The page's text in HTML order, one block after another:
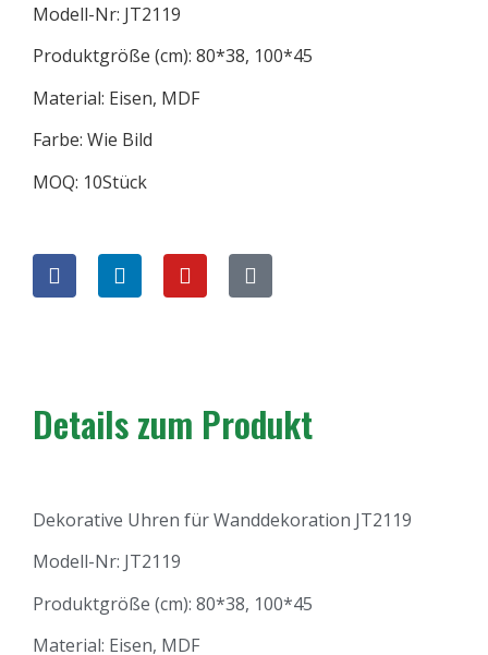
Modell-Nr: JT2119
Produktgröße (cm): 80*38, 100*45
Material: Eisen, MDF
Farbe: Wie Bild
MOQ: 10Stück
Details zum Produkt
Dekorative Uhren für Wanddekoration JT2119
Modell-Nr: JT2119
Produktgröße (cm): 80*38, 100*45
Material: Eisen, MDF